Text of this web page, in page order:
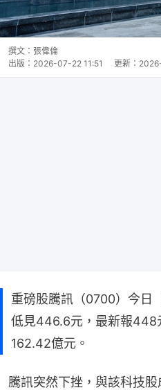
撰文： 張偉倫
出版： 2026-07-22 11:51 更新：
重磅股騰訊（0700）今日
低見446.6元，最新報448
162.42億元。
騰訊突然下挫，與該科技